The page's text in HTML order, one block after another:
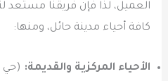
العميل، لذا فإن فريقنا مستعد
كافة أحياء مدينة حائل، ومنها:
الأحياء المركزية والقديمة: (حي